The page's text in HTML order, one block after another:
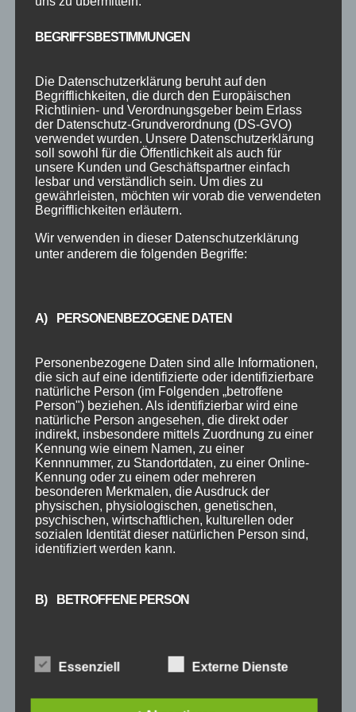
diesem Browser für meinen nächsten
Kommentar speichern.
SUCHE
Abschlussball 2026
WEIHNACHTSFERIEN
BEGRIFFSBESTIMMUNGEN
Die Datenschutzerklärung beruht auf den
Begrifflichkeiten, die durch den Europäischen
Richtlinien- und Verordnungsgeber beim Erlass
der Datenschutz-Grundverordnung (DS-GVO)
verwendet wurden. Unsere Datenschutzerklärung
soll sowohl für die Öffentlichkeit als auch für
unsere Kunden und Geschäftspartner einfach
lesbar und verständlich sein. Um dies zu
gewährleisten, möchten wir vorab die verwendeten
Begrifflichkeiten erläutern.
Wir verwenden in dieser Datenschutzerklärung
unter anderem die folgenden Begriffe:
A) PERSONENBEZOGENE DATEN
Personenbezogene Daten sind alle Informationen,
die sich auf eine identifizierte oder identifizierbare
natürliche Person (im Folgenden „betroffene
Person") beziehen. Als identifizierbar wird eine
natürliche Person angesehen, die direkt oder
indirekt, insbesondere mittels Zuordnung zu einer
Kennung wie einem Namen, zu einer
Kennnummer, zu Standortdaten, zu einer Online-
Kennung oder zu einem oder mehreren
besonderen Merkmalen, die Ausdruck der
physischen, physiologischen, genetischen,
psychischen, wirtschaftlichen, kulturellen oder
sozialen Identität dieser natürlichen Person sind,
identifiziert werden kann.
B) BETROFFENE PERSON
identifizierbare natürliche Person, deren
personenbezogene Daten von dem für die
Essenziell Externe Dienste